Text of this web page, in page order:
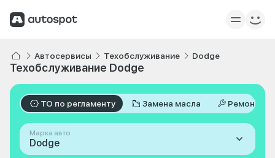
Автосервисы Техобслуживание Dodge
Техобслуживание Dodge
ТО по регламенту Замена масла Ремонт
Марка авто
Dodge